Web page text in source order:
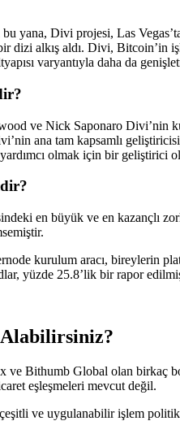
bu yana, Divi projesi, Las
dizi alkış aldı. Divi, Bitcoin’in
varyantıyla daha da
ve Nick Saponaro Divi’nin
ana tam kapsamlı
olmak için bir geliştirici
en büyük ve en kazançlı
kurulum aracı, bireylerin
yüzde 25.8’lik bir rapor
Alabilirsiniz?
Bithumb Global olan birkaç
eşleşmeleri mevcut değil.
ve uygulanabilir işlem